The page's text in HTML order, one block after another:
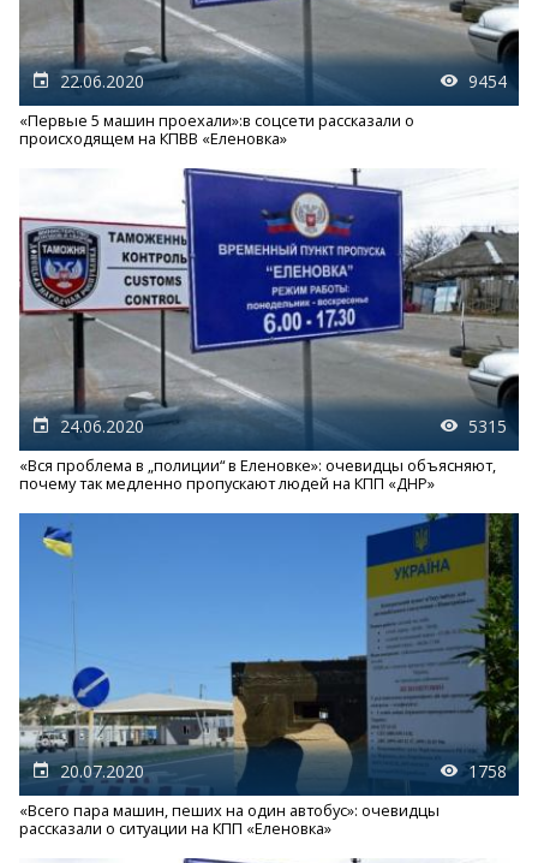
22.06.2020 9454
«Первые 5 машин проехали»:в соцсети рассказали о
происходящем на КПВВ «Еленовка»
24.06.2020 5315
«Вся проблема в „полиции“ в Еленовке»: очевидцы объясняют,
почему так медленно пропускают людей на КПП «ДНР»
20.07.2020 1758
«Всего пара машин, пеших на один автобус»: очевидцы
рассказали о ситуации на КПП «Еленовка»